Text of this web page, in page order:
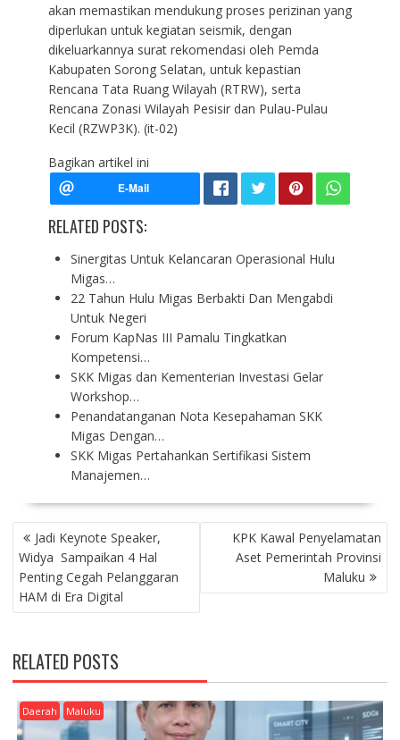
akan memastikan mendukung proses perizinan yang
diperlukan untuk kegiatan seismik, dengan
dikeluarkannya surat rekomendasi oleh Pemda
Kabupaten Sorong Selatan, untuk kepastian
Rencana Tata Ruang Wilayah (RTRW), serta
Rencana Zonasi Wilayah Pesisir dan Pulau-Pulau
Kecil (RZWP3K). (it-02)
Bagikan artikel ini
RELATED POSTS:
Sinergitas Untuk Kelancaran Operasional Hulu
Migas…
22 Tahun Hulu Migas Berbakti Dan Mengabdi
Untuk Negeri
Forum KapNas III Pamalu Tingkatkan
Kompetensi…
SKK Migas dan Kementerian Investasi Gelar
Workshop…
Penandatanganan Nota Kesepahaman SKK
Migas Dengan…
SKK Migas Pertahankan Sertifikasi Sistem
Manajemen…
P
O
S
T
N
V
I
G
A
T
Jadi Keynote Speaker,
Widya Sampaikan 4 Hal
Penting Cegah Pelanggaran
HAM di Era Digital
KPK Kawal Penyelamatan
Aset Pemerintah Provinsi
Maluku
RELATED POSTS
Daerah Maluku